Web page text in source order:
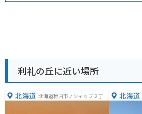
利礼の丘に近い場所
北海道 北海道稚内市ノシャップ２丁目
北海道